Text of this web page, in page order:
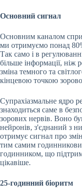
Основний сигнал
Основним каналом
ми отримуємо понад
Так само і в
більше інформації, ніж
зміна темного та
кінцевою точкою
Супрахіазмальне ядро
знаходиться саме в
зорових нервів. Воно
нейронів, з'єднаний з
отримує сигнал про
тим самим
годинником, що
цікавіше.
25-годинний біоритм